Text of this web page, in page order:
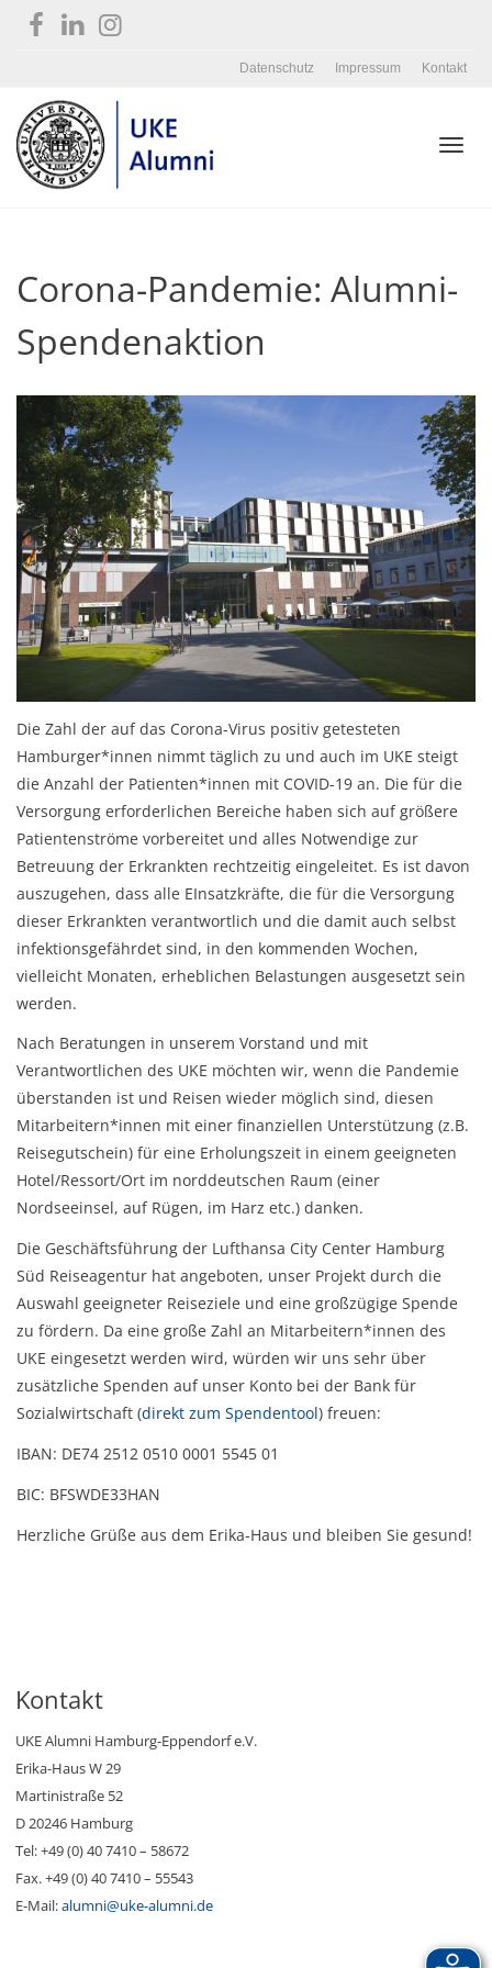
Datenschutz Impressum Kontakt
Corona-Pandemie: Alumni-
Spendenaktion
Die Zahl der auf das Corona-Virus positiv getesteten
Hamburger*innen nimmt täglich zu und auch im UKE steigt
die Anzahl der Patienten*innen mit COVID-19 an. Die für die
Versorgung erforderlichen Bereiche haben sich auf größere
Patientenströme vorbereitet und alles Notwendige zur
Betreuung der Erkrankten rechtzeitig eingeleitet. Es ist davon
auszugehen, dass alle EInsatzkräfte, die für die Versorgung
dieser Erkrankten verantwortlich und die damit auch selbst
infektionsgefährdet sind, in den kommenden Wochen,
vielleicht Monaten, erheblichen Belastungen ausgesetzt sein
werden.
Nach Beratungen in unserem Vorstand und mit
Verantwortlichen des UKE möchten wir, wenn die Pandemie
überstanden ist und Reisen wieder möglich sind, diesen
Mitarbeitern*innen mit einer finanziellen Unterstützung (z.B.
Reisegutschein) für eine Erholungszeit in einem geeigneten
Hotel/Ressort/Ort im norddeutschen Raum (einer
Nordseeinsel, auf Rügen, im Harz etc.) danken.
Die Geschäftsführung der Lufthansa City Center Hamburg
Süd Reiseagentur hat angeboten, unser Projekt durch die
Auswahl geeigneter Reiseziele und eine großzügige Spende
zu fördern. Da eine große Zahl an Mitarbeitern*innen des
UKE eingesetzt werden wird, würden wir uns sehr über
zusätzliche Spenden auf unser Konto bei der Bank für
Sozialwirtschaft (direkt zum Spendentool) freuen:
IBAN: DE74 2512 0510 0001 5545 01
BIC: BFSWDE33HAN
Herzliche Grüße aus dem Erika-Haus und bleiben Sie gesund!
Kontakt
UKE Alumni Hamburg-Eppendorf e.V.
Erika-Haus W 29
Martinistraße 52
D 20246 Hamburg
Tel: +49 (0) 40 7410 – 58672
Fax. +49 (0) 40 7410 – 55543
E-Mail:alumni@uke-alumni.de